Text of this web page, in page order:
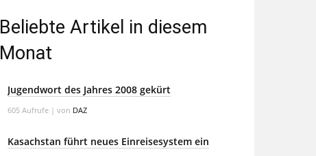
Beliebte Artikel in diesem
Monat
Jugendwort des Jahres 2008 gekürt
605 Aufrufe | von DAZ
Kasachstan führt neues Einreisesystem ein